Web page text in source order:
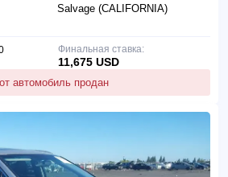
Salvage (CALIFORNIA)
автомобиль продан
Финальная ставка:
11,675 USD